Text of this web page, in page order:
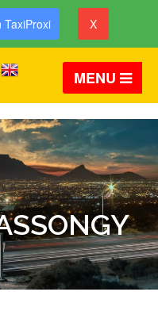
TaxiProxi X
MENU